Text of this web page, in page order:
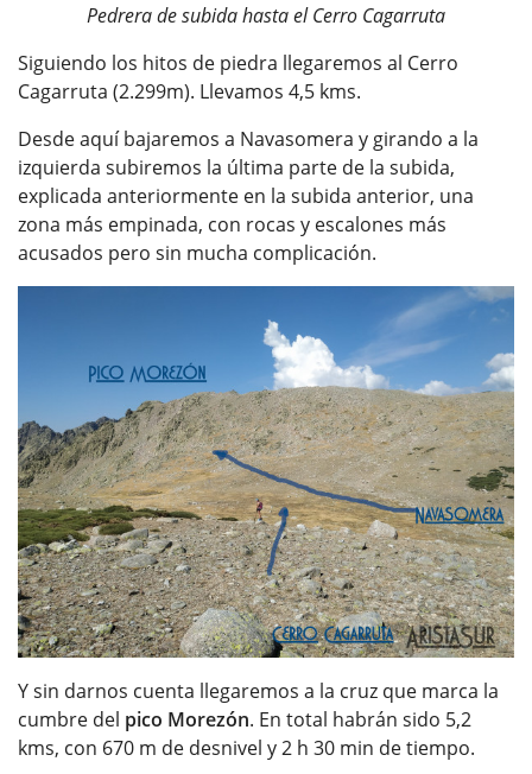
Pedrera de subida hasta el Cerro Cagarruta
Siguiendo los hitos de piedra llegaremos al Cerro
Cagarruta (2.299m). Llevamos 4,5 kms.
Desde aquí bajaremos a Navasomera y girando a la
izquierda subiremos la última parte de la subida,
explicada anteriormente en la subida anterior, una
zona más empinada, con rocas y escalones más
acusados pero sin mucha complicación.
Y sin darnos cuenta llegaremos a la cruz que marca la
cumbre del pico Morezón. En total habrán sido 5,2
kms, con 670 m de desnivel y 2 h 30 min de tiempo.